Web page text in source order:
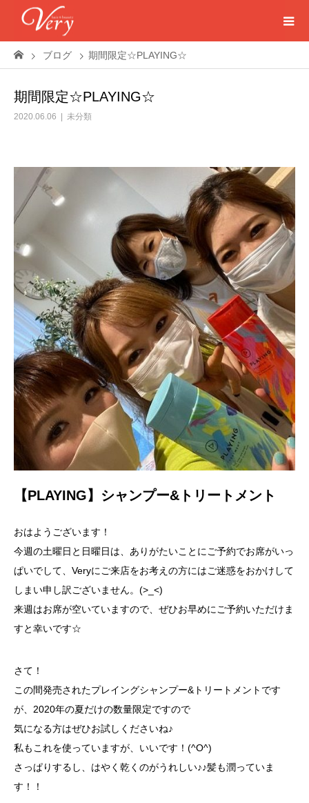
ブログ 期間限定☆PLAYING☆
期間限定☆PLAYING☆
2020.06.06 未分類
【PLAYING】シャンプー&トリートメント
おはようございます！
今週の土曜日と日曜日は、ありがたいことにご予約でお席がいっ
ぱいでして、Veryにご来店をお考えの方にはご迷惑をおかけして
しまい申し訳ございません。(>_<)
来週はお席が空いていますので、ぜひお早めにご予約いただけま
すと幸いです☆
さて！
この間発売されたプレイングシャンプー&トリートメントです
が、2020年の夏だけの数量限定ですので
気になる方はぜひお試しくださいね♪
私もこれを使っていますが、いいです！(^O^)
さっぱりするし、はやく乾くのがうれしい♪♪髪も潤っていま
す！！